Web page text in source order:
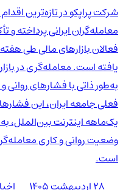
شرکت پراپکو در تازه‌ترین
معامله‌گران ایرانی پرداخته و
فعالان بازارهای مالی طی
یافته است. معامله‌گری در
به‌طور ذاتی با فشارهای روانی
فعلی جامعه ایران، این
یک‌ماهه اینترنت بین‌الملل،
وضعیت روانی و کاری
است.
۲۸ اردیبهشت ۱۴۰۵
اخبار